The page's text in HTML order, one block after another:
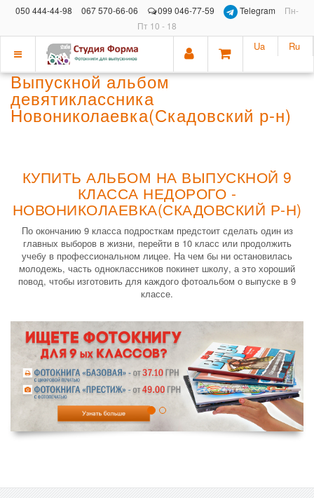
050 444-44-98 067 570-66-06 099 046-77-59 Telegram
Пн-
Пт 10 - 18
Показать
меню
Ua Ru
Выпускной альбом
девятиклассника
Новониколаевка(Скадовский р-н)
КУПИТЬ АЛЬБОМ НА ВЫПУСКНОЙ 9
КЛАССА НЕДОРОГО -
НОВОНИКОЛАЕВКА(СКАДОВСКИЙ Р-Н)
По окончанию 9 класса подросткам предстоит сделать один из
главных выборов в жизни, перейти в 10 класс или продолжить
учебу в профессиональном лицее. На чем бы ни остановилась
молодежь, часть одноклассников покинет школу, а это хороший
повод, чтобы изготовить для каждого фотоальбом о выпуске в 9
классе.